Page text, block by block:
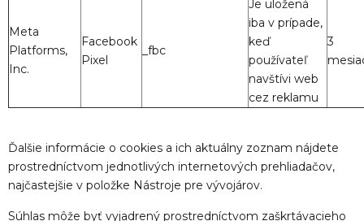
Meta
Platforms,
Inc.
Facebook
Pixel
_fbc
Je uložená
iba v prípade,
keď
používateľ
navštívi web
cez reklamu
3
Ďalšie informácie o cookies a ich aktuálny zoznam nájdete
prostredníctvom jednotlivých internetových prehliadačov,
najčastejšie v položke Nástroje pre vývojárov.
Súhlas môže byť vyjadrený prostredníctvom zaškrtávacieho